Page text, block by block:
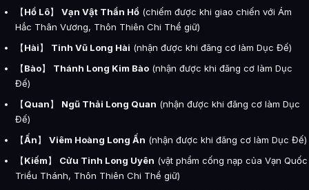
【Hồ Lô】 Vạn Vật Thần Hồ (chiếm được khi giao chiến với Ám
Hắc Thân Vương, Thôn Thiên Chi Thể giữ)
【Hài】 Tinh Vũ Long Hài (nhận được khi đăng cơ làm Dục Đế)
【Bào】 Thánh Long Kim Bào (nhận được khi đăng cơ làm Dục
Đế)
【Quan】 Ngũ Thải Long Quan (nhận được khi đăng cơ làm Dục
Đế)
【Ấn】 Viêm Hoàng Long Ấn (nhận được khi đăng cơ làm Dục Đế)
【Kiếm】 Cửu Tinh Long Uyên (vật phẩm cống nạp của Vạn Quốc
Triều Thánh, Thôn Thiên Chi Thể giữ)